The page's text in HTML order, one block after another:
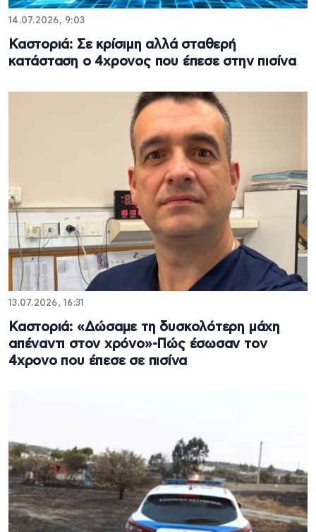
14.07.2026, 9:03
Καστοριά: Σε κρίσιμη αλλά σταθερή
κατάσταση ο 4χρονος που έπεσε στην πισίνα
13.07.2026, 16:31
Καστοριά: «Δώσαμε τη δυσκολότερη μάχη
απέναντι στον χρόνο»-Πώς έσωσαν τον
4χρονο που έπεσε σε πισίνα